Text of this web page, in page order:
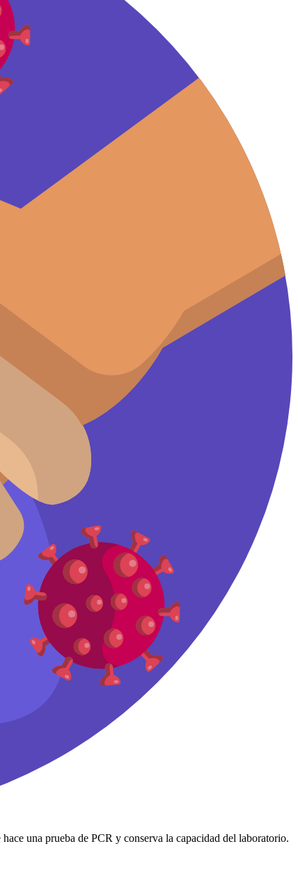
una prueba de PCR y conserva la capacidad del laboratorio.